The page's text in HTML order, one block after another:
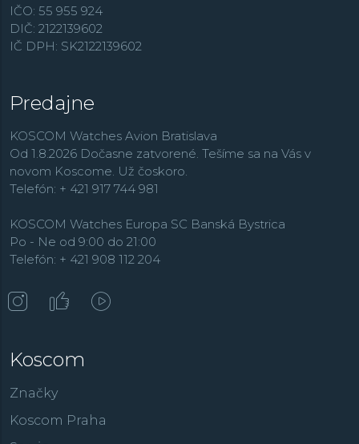
IČO: 55 955 924
DIČ: 2122139602
IČ DPH: SK2122139602
Predajne
KOSCOM Watches Avion Bratislava
Od 1.8.2026 Dočasne zatvorené. Tešíme sa na Vás v
novom Koscome. Už čoskoro.
Telefón: + 421 917 744 981
KOSCOM Watches Europa SC Banská Bystrica
Po - Ne od 9:00 do 21:00
Telefón: + 421 908 112 204
Koscom
Značky
Koscom Praha